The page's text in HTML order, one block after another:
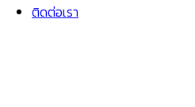
ติดต่อเรา